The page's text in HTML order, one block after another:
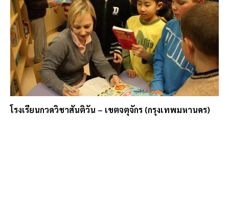
โรงเรียนกวดวิชาสันติวัน – เขตจตุจักร (กรุงเทพมหานคร)